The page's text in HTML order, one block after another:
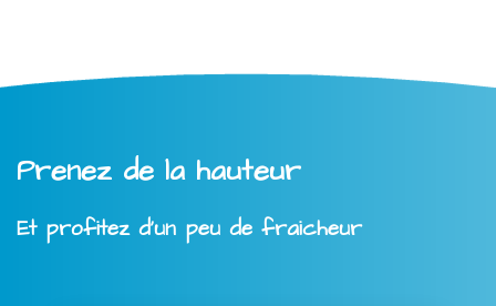
Prenez de la hauteur
Et profitez d'un peu de fraicheur